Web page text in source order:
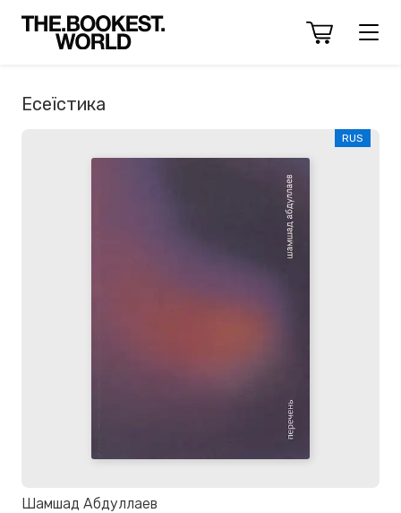
Есеїстика
RUS
Шамшад Абдуллаев